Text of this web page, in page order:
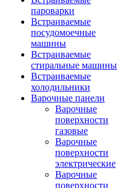
пароварки
Встраиваемые
посудомоечные
машины
Встраиваемые
стиральные машины
Встраиваемые
холодильники
Варочные панели
Варочные
поверхности
газовые
Варочные
поверхности
электрические
Варочные
поверхности